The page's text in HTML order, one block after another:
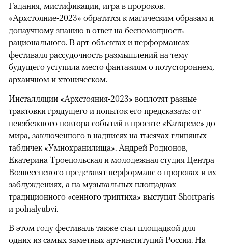
Гадания, мистификации, игра в пророков.
«Архстояние-2023» обратится к магическим образам и
донаучному знанию в ответ на беспомощность
рационального. В арт-объектах и перформансах
фестиваля рассудочность размышлений на тему
будущего уступила место фантазиям о потустороннем,
архаичном и хтоническом.
Инсталляции «Архстояния-2023» воплотят разные
трактовки грядущего и попыток его предсказать: от
неизбежного повтора событий в проекте «Катарсис» до
мира, заключенного в надписях на тысячах глиняных
табличек «Умнохранилища». Андрей Родионов,
Екатерина Троепольская и молодежная студия Центра
Вознесенского представят перформанс о пророках и их
заблуждениях, а на музыкальных площадках
традиционного «сенного триптиха» выступят Shortparis
и polnalyubvi.
В этом году фестиваль также стал площадкой для
одних из самых заметных арт-институций России. На